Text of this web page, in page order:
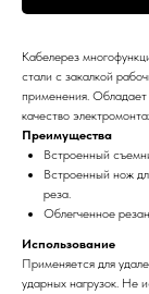
Кабелерез
стали с закалкой
применения.
качество
Преимущества
Встроенный
Встроенный нож
реза.
Облегченное
Использование
Применяется для
ударных нагрузок. Не